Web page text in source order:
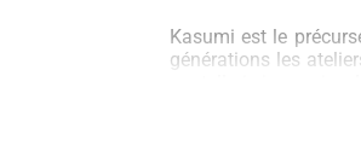
Kasumi est le
générations les